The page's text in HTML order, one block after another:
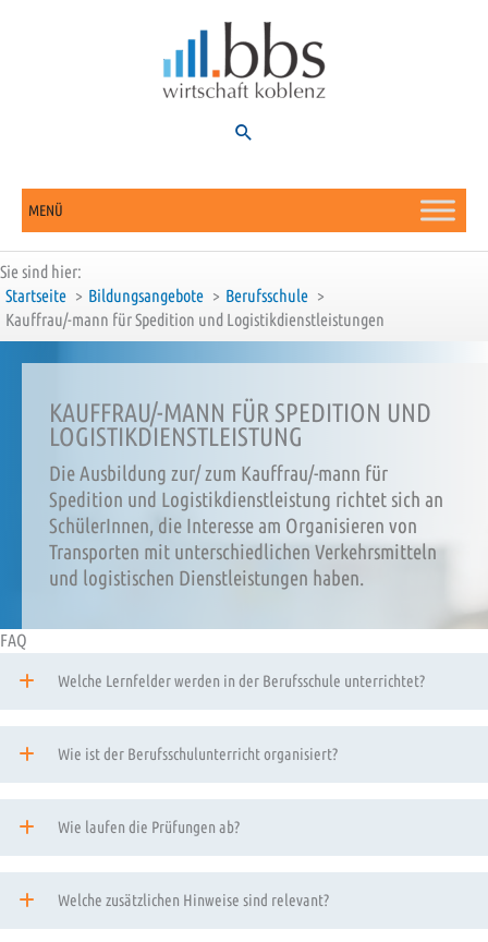
MENÜ
Suchen
Sie sind hier:
Startseite
Bildungsangebote
Berufsschule
Kauffrau/-mann für Spedition und Logistikdienstleistungen
KAUFFRAU/-MANN FÜR SPEDITION UND
LOGISTIKDIENSTLEISTUNG
Die Ausbildung zur/ zum Kauffrau/-mann für
Spedition und Logistikdienstleistung richtet sich an
SchülerInnen, die Interesse am Organisieren von
Transporten mit unterschiedlichen Verkehrsmitteln
und logistischen Dienstleistungen haben.
FAQ
Welche Lernfelder werden in der Berufsschule unterrichtet?
Wie ist der Berufsschulunterricht organisiert?
Wie laufen die Prüfungen ab?
Welche zusätzlichen Hinweise sind relevant?